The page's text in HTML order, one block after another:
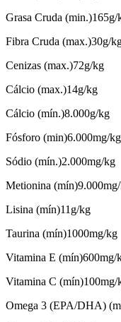
Grasa Cruda (min.)165g/
Fibra Cruda (max.)30g/
Cenizas (max.)72g/kg
Cálcio (max.)14g/kg
Cálcio (mín.)8.000g/kg
Fósforo (min)6.000mg/kg
Sódio (mín.)2.000mg/kg
Metionina
Lisina (mín)11g/kg
Taurina (mín)1000mg/kg
Vitamina E (mín)600mg/
Vitamina C (mín)100mg/
Omega 3 (EPA/DHA)